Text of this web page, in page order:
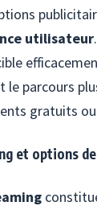
utilisateur
le parcours
gratuits
et options